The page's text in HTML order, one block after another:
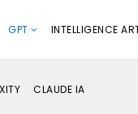
GPT INTELLIGENCE
CLAUDE IA